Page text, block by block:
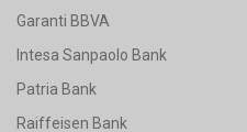
Garanti BBVA
Intesa Sanpaolo Bank
Patria Bank
Raiffeisen Bank